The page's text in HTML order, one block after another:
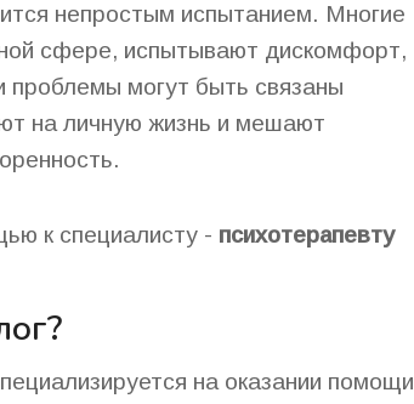
непростым испытанием. Многие
сфере, испытывают дискомфорт,
проблемы могут быть связаны
на личную жизнь и мешают
к специалисту - психотерапевту
на оказании помощи